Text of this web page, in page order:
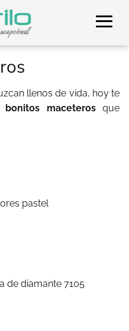
llenos de vida, hoy te
bonitos maceterosque
pastel
de diamante 7105